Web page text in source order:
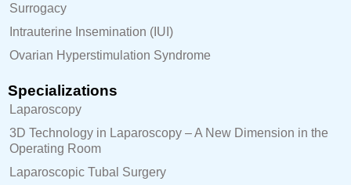
Surrogacy
Intrauterine Insemination (IUI)
Ovarian Hyperstimulation Syndrome
Specializations
Laparoscopy
3D Technology in Laparoscopy – A New Dimension in the
Operating Room
Laparoscopic Tubal Surgery